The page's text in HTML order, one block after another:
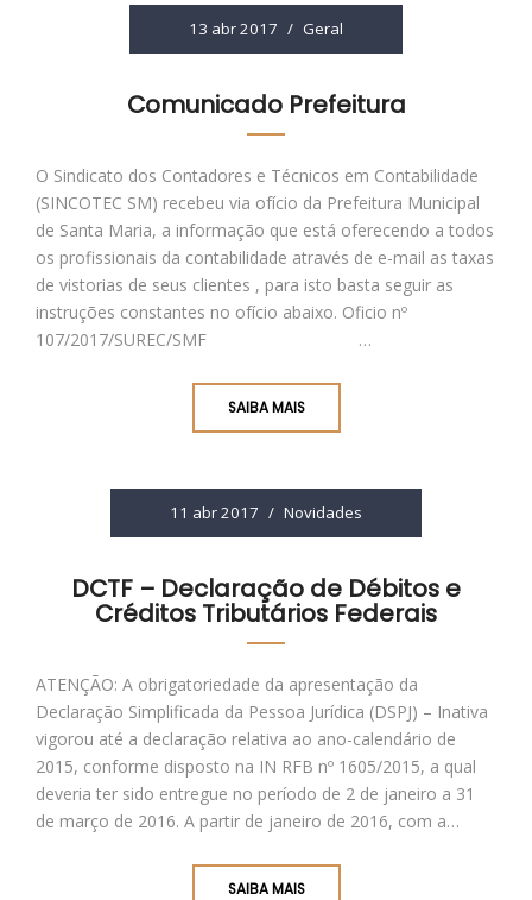
13 abr 2017 / Geral
Comunicado Prefeitura
O Sindicato dos Contadores e Técnicos em Contabilidade
(SINCOTEC SM) recebeu via ofício da Prefeitura Municipal
de Santa Maria, a informação que está oferecendo a todos
os profissionais da contabilidade através de e-mail as taxas
de vistorias de seus clientes , para isto basta seguir as
instruções constantes no ofício abaixo. Oficio nº
107/2017/SUREC/SMF …
SAIBA MAIS
11 abr 2017 / Novidades
DCTF – Declaração de Débitos e
Créditos Tributários Federais
ATENÇÃO: A obrigatoriedade da apresentação da
Declaração Simplificada da Pessoa Jurídica (DSPJ) – Inativa
vigorou até a declaração relativa ao ano-calendário de
2015, conforme disposto na IN RFB nº 1605/2015, a qual
deveria ter sido entregue no período de 2 de janeiro a 31
de março de 2016. A partir de janeiro de 2016, com a…
SAIBA MAIS